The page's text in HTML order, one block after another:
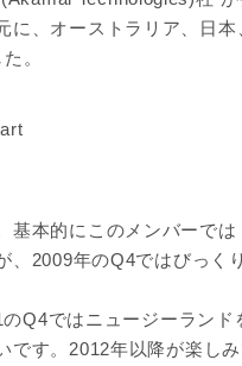
に、オーストラリア、日
。
基本的にこのメンバーで
、2009年のQ4ではびっく
Q4ではニュージーラン
です。2012年以降が楽し